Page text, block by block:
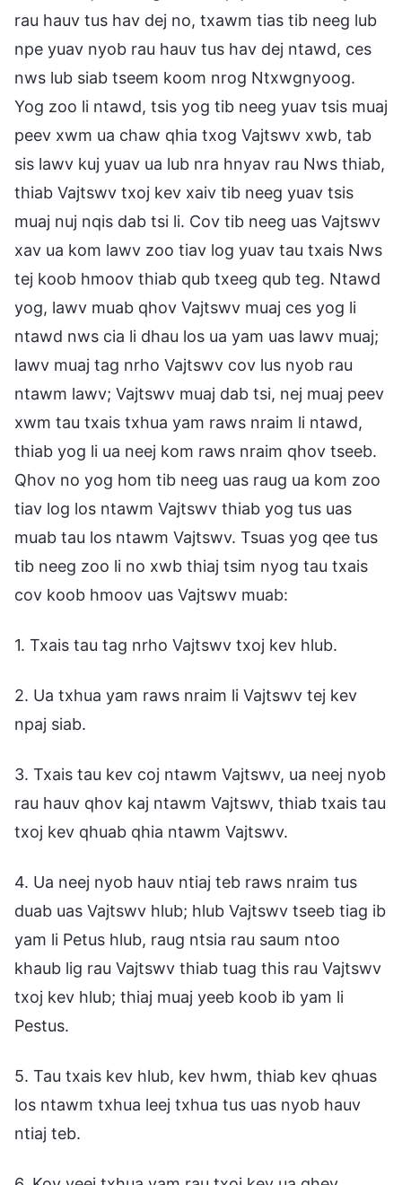
rau hauv tus hav dej no, txawm tias tib neeg lub
npe yuav nyob rau hauv tus hav dej ntawd, ces
nws lub siab tseem koom nrog Ntxwgnyoog.
Yog zoo li ntawd, tsis yog tib neeg yuav tsis muaj
peev xwm ua chaw qhia txog Vajtswv xwb, tab
sis lawv kuj yuav ua lub nra hnyav rau Nws thiab,
thiab Vajtswv txoj kev xaiv tib neeg yuav tsis
muaj nuj nqis dab tsi li. Cov tib neeg uas Vajtswv
xav ua kom lawv zoo tiav log yuav tau txais Nws
tej koob hmoov thiab qub txeeg qub teg. Ntawd
yog, lawv muab qhov Vajtswv muaj ces yog li
ntawd nws cia li dhau los ua yam uas lawv muaj;
lawv muaj tag nrho Vajtswv cov lus nyob rau
ntawm lawv; Vajtswv muaj dab tsi, nej muaj peev
xwm tau txais txhua yam raws nraim li ntawd,
thiab yog li ua neej kom raws nraim qhov tseeb.
Qhov no yog hom tib neeg uas raug ua kom zoo
tiav log los ntawm Vajtswv thiab yog tus uas
muab tau los ntawm Vajtswv. Tsuas yog qee tus
tib neeg zoo li no xwb thiaj tsim nyog tau txais
cov koob hmoov uas Vajtswv muab:
1. Txais tau tag nrho Vajtswv txoj kev hlub.
2. Ua txhua yam raws nraim li Vajtswv tej kev
npaj siab.
3. Txais tau kev coj ntawm Vajtswv, ua neej nyob
rau hauv qhov kaj ntawm Vajtswv, thiab txais tau
txoj kev qhuab qhia ntawm Vajtswv.
4. Ua neej nyob hauv ntiaj teb raws nraim tus
duab uas Vajtswv hlub; hlub Vajtswv tseeb tiag ib
yam li Petus hlub, raug ntsia rau saum ntoo
khaub lig rau Vajtswv thiab tuag this rau Vajtswv
txoj kev hlub; thiaj muaj yeeb koob ib yam li
Pestus.
5. Tau txais kev hlub, kev hwm, thiab kev qhuas
los ntawm txhua leej txhua tus uas nyob hauv
ntiaj teb.